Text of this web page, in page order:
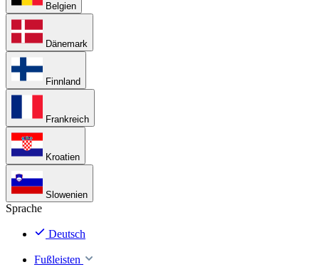
Belgien
Dänemark
Finnland
Frankreich
Kroatien
Slowenien
Sprache
Deutsch
Fußleisten